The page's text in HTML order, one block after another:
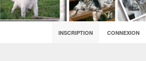
INSCRIPTION CONNEXION